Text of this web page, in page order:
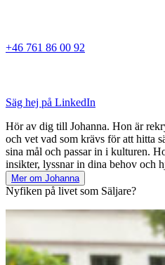
+46 761 86 00 92
Säg hej på LinkedIn
Hör av dig till Johanna. Hon är
och vet vad som krävs för att hitta
sina mål och passar in i kulturen.
insikter, lyssnar in dina behov och
Mer om Johanna
Nyfiken på livet som Säljare?